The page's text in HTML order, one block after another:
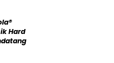
Hard